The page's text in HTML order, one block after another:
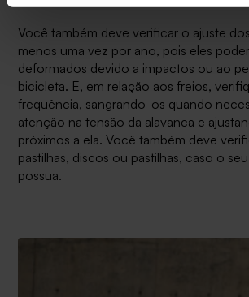
Você também deve verificar o ajuste
menos uma vez por ano, pois eles
deformados devido a impactos ou ao
bicicleta. E, em relação aos freios,
frequência, sangrando-os quando
atenção na tensão da alavanca e
próximos a ela. Você também deve
pastilhas, discos ou pastilhas, caso o
possua.